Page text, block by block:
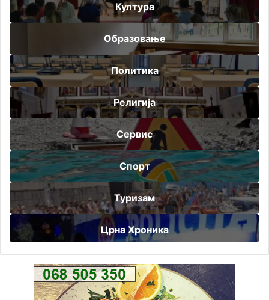
Култура
Образовање
Политика
Религија
Сервис
Спорт
Туризам
Црна Хроника